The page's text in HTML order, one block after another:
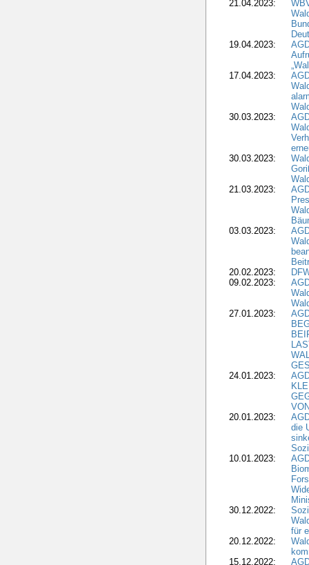
21.04.2023:
19.04.2023:
17.04.2023:
30.03.2023:
30.03.2023:
21.03.2023:
03.03.2023:
20.02.2023:
09.02.2023:
27.01.2023:
24.01.2023:
20.01.2023:
die
10.01.2023:
30.12.2022:
für
20.12.2022:
15.12.2022: